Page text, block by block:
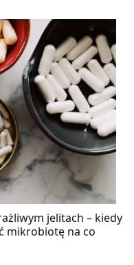
jelitach – kiedy
mikrobiotę na co